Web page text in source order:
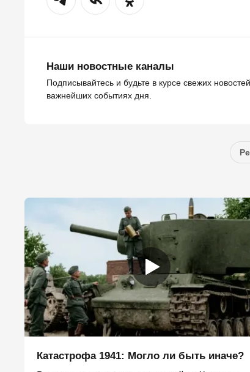
Наши новостные каналы
Подписывайтесь и будьте в курсе свежих
важнейших событиях дня.
Катастрофа 1941: Могло ли быть иначе?